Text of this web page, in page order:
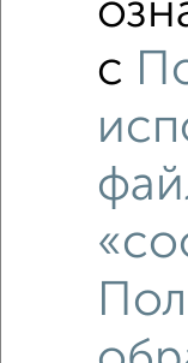
Похожие
Студии квартиры
с